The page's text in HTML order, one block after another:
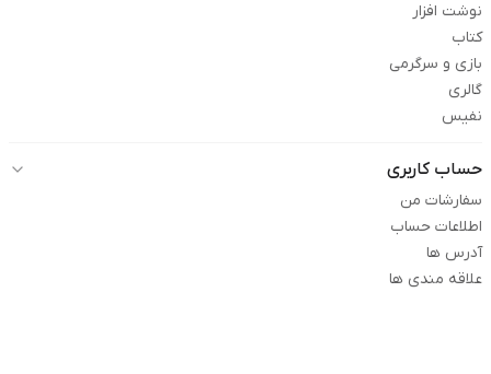
نوشت افزار
کتاب
بازی و سرگرمی
گالری
نفیس
حساب کاربری
سفارشات من
اطلاعات حساب
آدرس ها
علاقه مندی ها